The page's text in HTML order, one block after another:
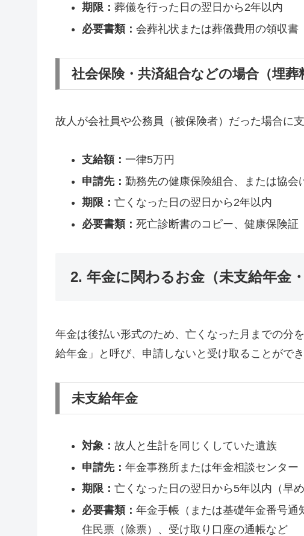
期限： 葬儀を行った日の翌日から2年以内
必要書類： 会葬礼状または葬儀費用の領収
社会保険・共済組合などの場合（埋葬
故人が会社員や公務員（被保険者）だった場合に支
支給額： 一律5万円
申請先： 勤務先の健康保険組合、または協会
期限： 亡くなった日の翌日から2年以内
必要書類： 死亡診断書のコピー、健康保険
2. 年金に関わるお金（未支給年金・
年金は後払い形式のため、亡くなった月までの分
給年金」と呼び、申請しないと受け取ることができ
未支給年金
対象： 故人と生計を同じくしていた遺族
申請先： 年金事務所または年金相談センター
期限： 亡くなった日の翌日から5年以内（早
必要書類： 年金手帳（または基礎年金番号
住民票（除票）、受け取り口座の通帳など